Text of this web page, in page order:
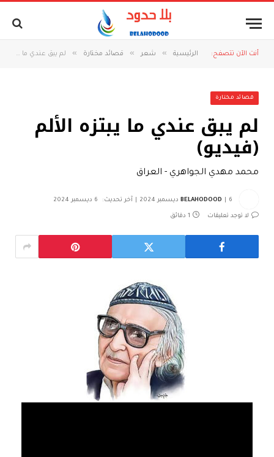
أنت الآن تتصفح: الرئيسية » شعر » قصائد مختارة » لم يبق عندي ما يبتزه الألم (فيديو)
قصائد مختارة
لم يبق عندي ما يبتزه الألم
(فيديو)
محمد مهدي الجواهري - العراق
BELAHODOOD 6 ديسمبر 2024 آخر تحديث: 6 ديسمبر 2024
لا توجد تعليقات 1 دقائق